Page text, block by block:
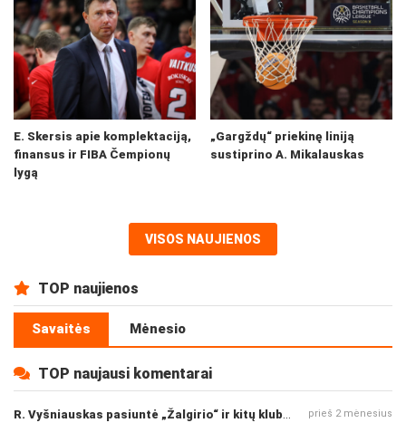
E. Skersis apie komplektaciją,
finansus ir FIBA Čempionų
lygą
„Gargždų“ priekinę liniją
sustiprino A. Mikalauskas
VISOS NAUJIENOS
TOP naujienos
Savaitės Mėnesio
TOP naujausi komentarai
prieš 2 mėnesius